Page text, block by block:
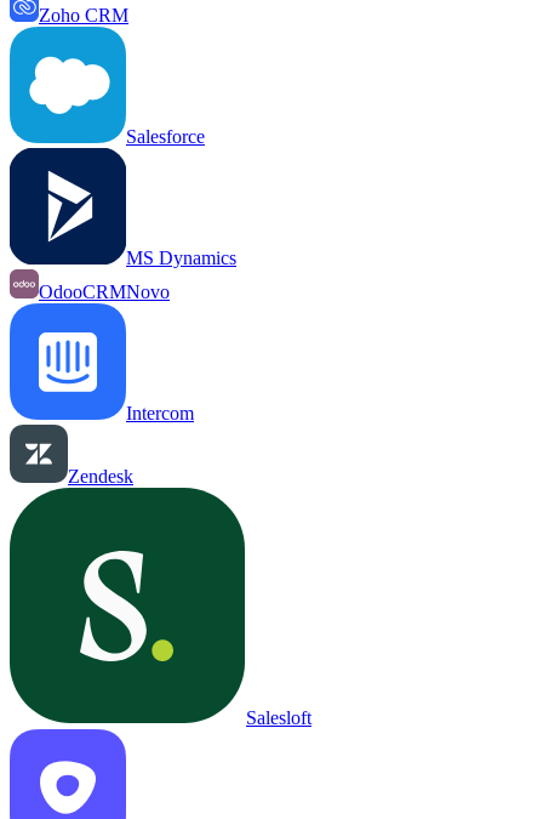
Zoho CRM
Salesforce
MS Dynamics
OdooCRMNovo
Intercom
Zendesk
Salesloft